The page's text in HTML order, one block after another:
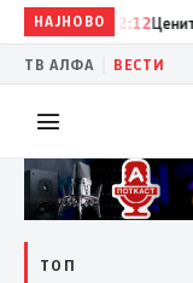
НАЈНОВО
12:12 Цените
ТВ АЛФА ВЕСТИ
ТОП